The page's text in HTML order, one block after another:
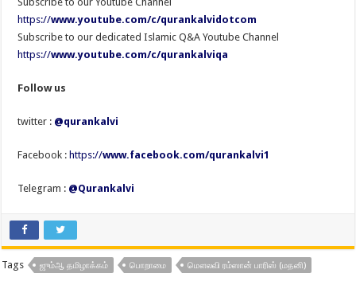
https://www.youtube.com/c/qurankalvidotcom
Subscribe to our dedicated Islamic Q&A Youtube Channel
https://www.youtube.com/c/qurankalviqa
Follow us
twitter : @qurankalvi
Facebook : https://www.facebook.com/qurankalvi1
Telegram : @Qurankalvi
Tags ஜும்ஆ தமிழாக்கம் பொறாமை மௌலவி ரம்ஸான் பாரிஸ் (மதனி)